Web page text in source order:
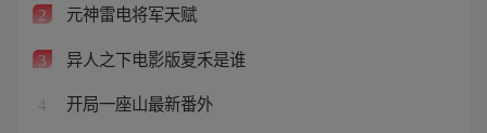
2 元神雷电将军天赋
3 异人之下电影版夏禾是谁
4 开局一座山最新番外